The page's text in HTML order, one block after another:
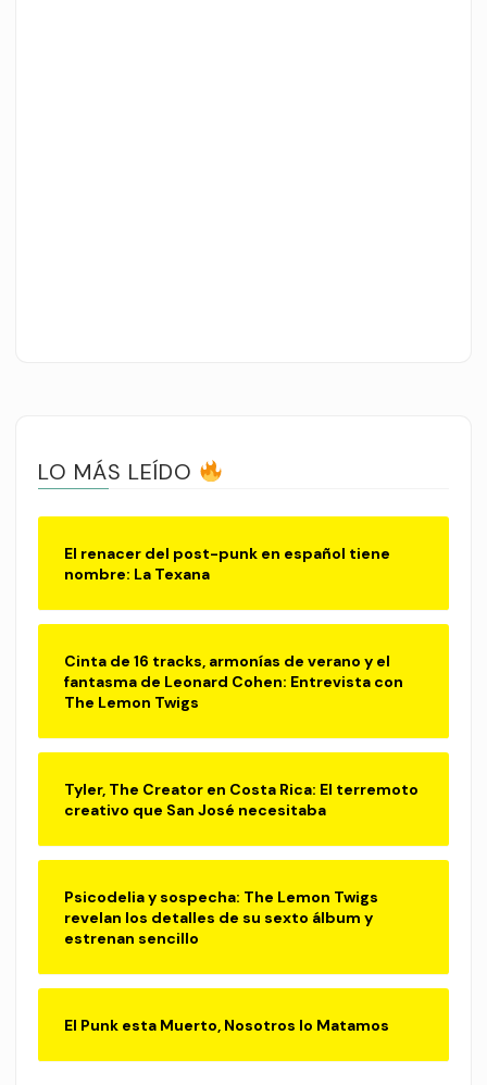
LO MÁS LEÍDO
El renacer del post-punk en español tiene
nombre: La Texana
Cinta de 16 tracks, armonías de verano y el
fantasma de Leonard Cohen: Entrevista con
The Lemon Twigs
Tyler, The Creator en Costa Rica: El terremoto
creativo que San José necesitaba
Psicodelia y sospecha: The Lemon Twigs
revelan los detalles de su sexto álbum y
estrenan sencillo
El Punk esta Muerto, Nosotros lo Matamos